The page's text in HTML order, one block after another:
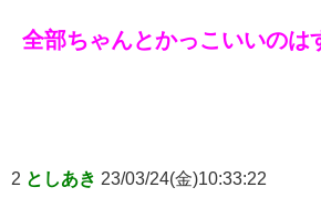
全部ちゃんとかっこいいのは
2 としあき 23/03/24(金)10:33:22